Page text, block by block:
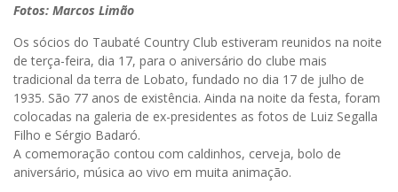
Fotos: Marcos Limão
Os sócios do Taubaté Country Club estiveram reunidos na noite
de terça-feira, dia 17, para o aniversário do clube mais
tradicional da terra de Lobato, fundado no dia 17 de julho de
1935. São 77 anos de existência. Ainda na noite da festa, foram
colocadas na galeria de ex-presidentes as fotos de Luiz Segalla
Filho e Sérgio Badaró.
A comemoração contou com caldinhos, cerveja, bolo de
aniversário, música ao vivo em muita animação.